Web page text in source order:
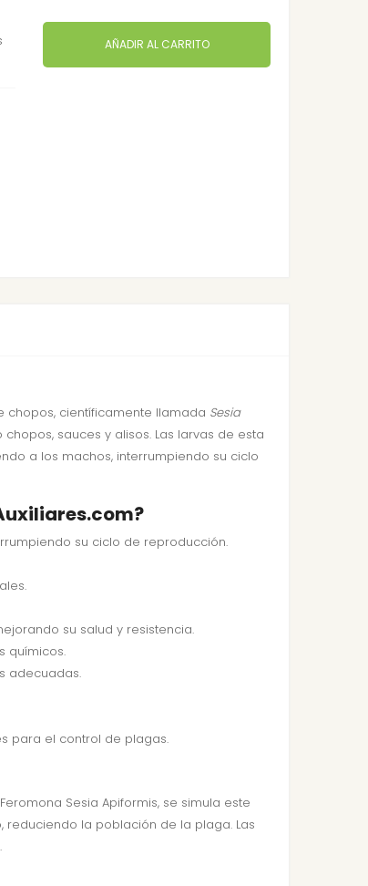
AÑADIR AL CARRITO
científicamente llamada Sesia
sauces y alisos. Las larvas de esta
a los machos, interrumpiendo su ciclo
su ciclo de reproducción.
su salud y resistencia.
químicos.
adecuadas.
para el control de plagas.
Sesia Apiformis, se simula este
la población de la plaga. Las